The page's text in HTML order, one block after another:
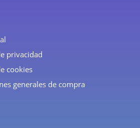
privacidad
cookies
generales de compra